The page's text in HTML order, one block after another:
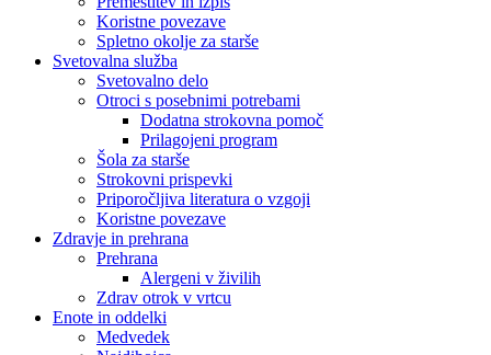
Koristne povezave
Spletno okolje za starše
Svetovalna služba
Svetovalno delo
Otroci s posebnimi potrebami
Dodatna strokovna pomoč
Prilagojeni program
Šola za starše
Strokovni prispevki
Priporočljiva literatura o vzgoji
Koristne povezave
Zdravje in prehrana
Prehrana
Alergeni v živilih
Zdrav otrok v vrtcu
Enote in oddelki
Medvedek